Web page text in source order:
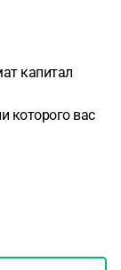
капитал
которого вас